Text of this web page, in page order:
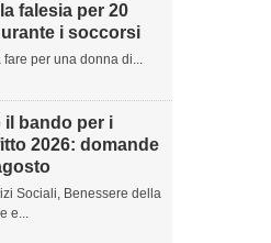
falesia per 20
i soccorsi
fare per una donna di...
il bando per i
2026: domande
Sociali, Benessere della
e...